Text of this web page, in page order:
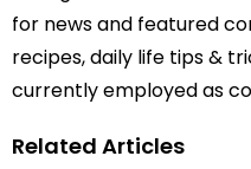
for news and featured
recipes, daily life tips &
currently employed as
Related Articles